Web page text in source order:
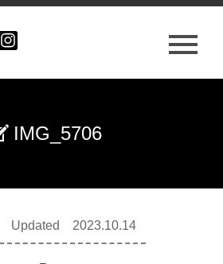
IMG_5706
Updated 2023.10.14